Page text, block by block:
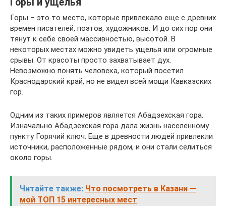
Горы – это то место, которые привлекало еще с древних
времен писателей, поэтов, художников. И до сих пор они
тянут к себе своей массивностью, высотой. В
некоторых местах можно увидеть ущелья или огромные
срывы. От красоты просто захватывает дух.
Невозможно понять человека, который посетил
Краснодарский край, но не видел всей мощи Кавказских
гор.
Одним из таких примеров является Абадзехская гора.
Изначально Абадзехская гора дала жизнь населенному
пункту Горячий ключ. Еще в древности людей привлекли
источники, расположенные рядом, и они стали селиться
около горы.
Читайте также: Что посмотреть в Казани —
мой ТОП 15 интересных мест